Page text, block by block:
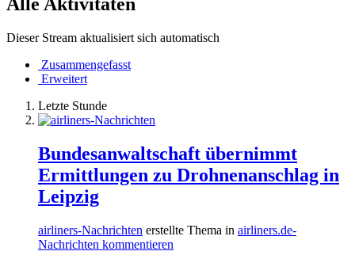
Dieser Stream aktualisiert sich automatisch
Zusammengefasst
Erweitert
Letzte Stunde
Bundesanwaltschaft übernimmt
Ermittlungen zu Drohnenanschlag in
Leipzig
airliners-Nachrichten erstellte Thema in airliners.de-
Nachrichten kommentieren